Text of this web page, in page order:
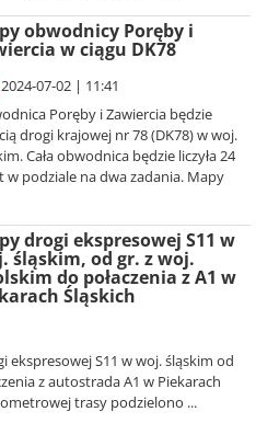
obwodnicy Poręby i
w ciągu DK78
2024-07-02 | 11:41
Poręby i Zawiercia będzie
drogi krajowej nr 78 (DK78) w woj.
Cała obwodnica będzie liczyła 24
w podziale na dwa zadania. Mapy
drogi ekspresowej S11 w
śląskim, od gr. z woj.
do połaczenia z A1 w
Śląskich
S11 w woj. śląskim od
z autostrada A1 w Piekarach
trasy podzielono ...